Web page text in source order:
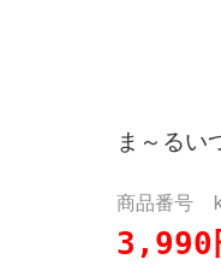
ま～るい
商品番号
3,990